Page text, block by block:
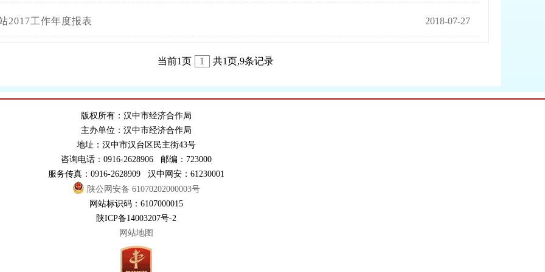
2017工作年度报表 2018-07-27
当前1页 1 共1页,9条记录
版权所有：汉中市经济合作局
主办单位：汉中市经济合作局
地址：汉中市汉台区民主街43号
咨询电话：0916-2628906 邮编：723000
服务传真：0916-2628909 汉中网安：61230001
陕公网安备 61070202000003号
网站标识码：6107000015
陕ICP备14003207号-2
网站地图